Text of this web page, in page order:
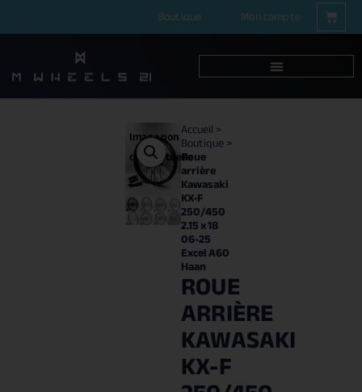
Boutique Mon compte
Image non
contractuelle
Accueil>
Boutique>
Roue
arrière
Kawasaki
KX-F
250/450
2.15 x 18
06-25
Excel A60
Haan
ROUE
ARRIÈRE
KAWASAKI
KX-F